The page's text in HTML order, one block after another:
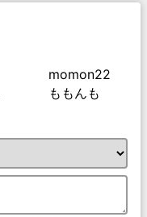
momon22
ももんも